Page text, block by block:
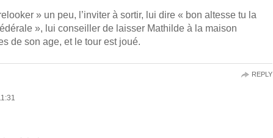
» un peu, l’inviter à sortir, lui dire « bon altesse tu la
», lui conseiller de laisser Mathilde à la maison
de son age, et le tour est joué.
REPLY